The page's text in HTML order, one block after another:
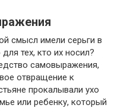
смысл имели серьги в
тех, кто их носил?
самовыражения,
отвращение к
прокалывали ухо
или ребенку, который